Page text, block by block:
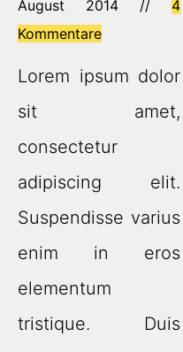
August 2014 // 4
Kommentare
Lorem ipsum dolor
sit amet,
consectetur
adipiscing elit.
Suspendisse varius
enim in eros
elementum
tristique. Duis